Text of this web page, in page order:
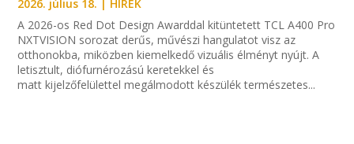
2026. július 18.
HÍREK
A 2026-os Red Dot Design Awarddal kitüntetett TCL A400 Pro
NXTVISION sorozat derűs, művészi hangulatot visz az
otthonokba, miközben kiemelkedő vizuális élményt nyújt. A
letisztult, diófurnérozású keretekkel és
matt kijelzőfelülettel megálmodott készülék természetes...